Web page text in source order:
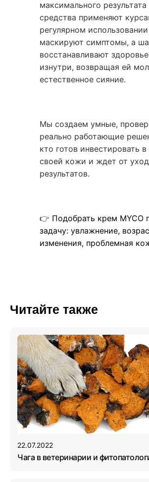
максимального результата
средства применяют
регулярном
маскируют симптомы, а
восстанавливают
изнутри, возвращая ей
естественное сияние.
Мы создаем умные,
реально работающие
кто готов инвестировать
своей кожи и ждет от
результатов.
👉 Подобрать крем MYCO
задачу: увлажнение,
изменения, проблемная
Читайте также
22.07.2022
Чага в ветеринарии и